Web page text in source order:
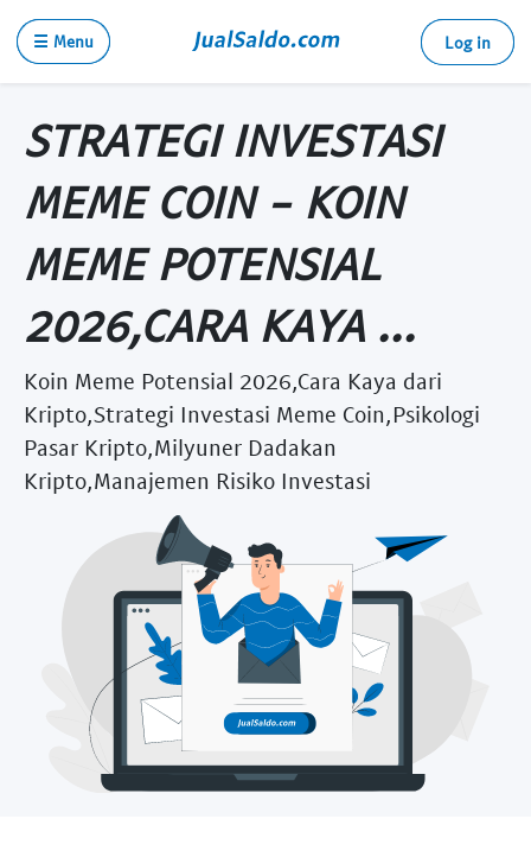
☰ Menu Log in
STRATEGI INVESTASI
MEME COIN - KOIN
MEME POTENSIAL
2026,CARA KAYA ...
Koin Meme Potensial 2026,Cara Kaya dari
Kripto,Strategi Investasi Meme Coin,Psikologi
Pasar Kripto,Milyuner Dadakan
Kripto,Manajemen Risiko Investasi